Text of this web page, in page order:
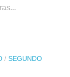
/ SEGUNDO